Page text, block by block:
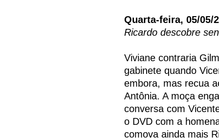
Quarta-feira, 05/05/
Ricardo descobre
Viviane contraria
gabinete quando
embora, mas recua
Antônia. A moça
conversa com
o DVD com a
comova ainda mais